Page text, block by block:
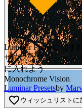
Luminar Primeに含ま
サブスクリプション
に入れよう
Monochrome Vision
Luminar Presetsby
favorite_border ウィッシュリストに